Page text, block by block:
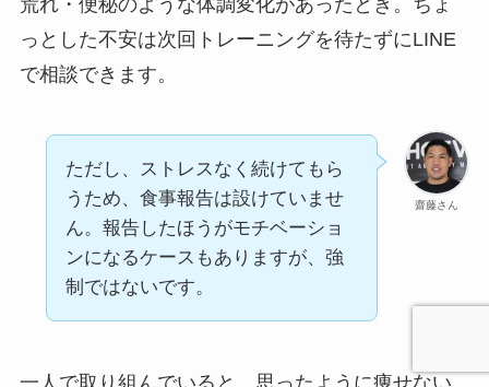
っとした不安は次回トレーニングを待たずにLINE
で相談できます。
齋藤さん
ただし、ストレスなく続けてもら
うため、食事報告は設けていませ
ん。報告したほうがモチベーショ
ンになるケースもありますが、強
制ではないです。